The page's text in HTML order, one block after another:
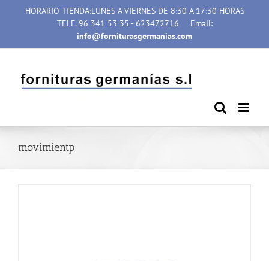
HORARIO TIENDA:LUNES A VIERNES DE 8:30 A 17:30 HORAS
TELF. 96 341 53 35 - 623472716
Email:
info@forniturasgermanias.com
movimientp